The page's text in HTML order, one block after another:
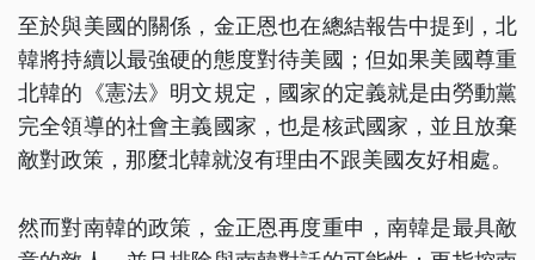
至於與美國的關係，金正恩也在總結報告中提到，北
韓將持續以最強硬的態度對待美國；但如果美國尊重
北韓的《憲法》明文規定，國家的定義就是由勞動黨
完全領導的社會主義國家，也是核武國家，並且放棄
敵對政策，那麼北韓就沒有理由不跟美國友好相處。
然而對南韓的政策，金正恩再度重申，南韓是最具敵